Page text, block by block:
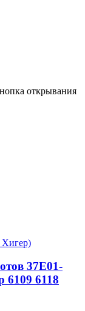
открывания
Хигер)
37E01-
6109 6118